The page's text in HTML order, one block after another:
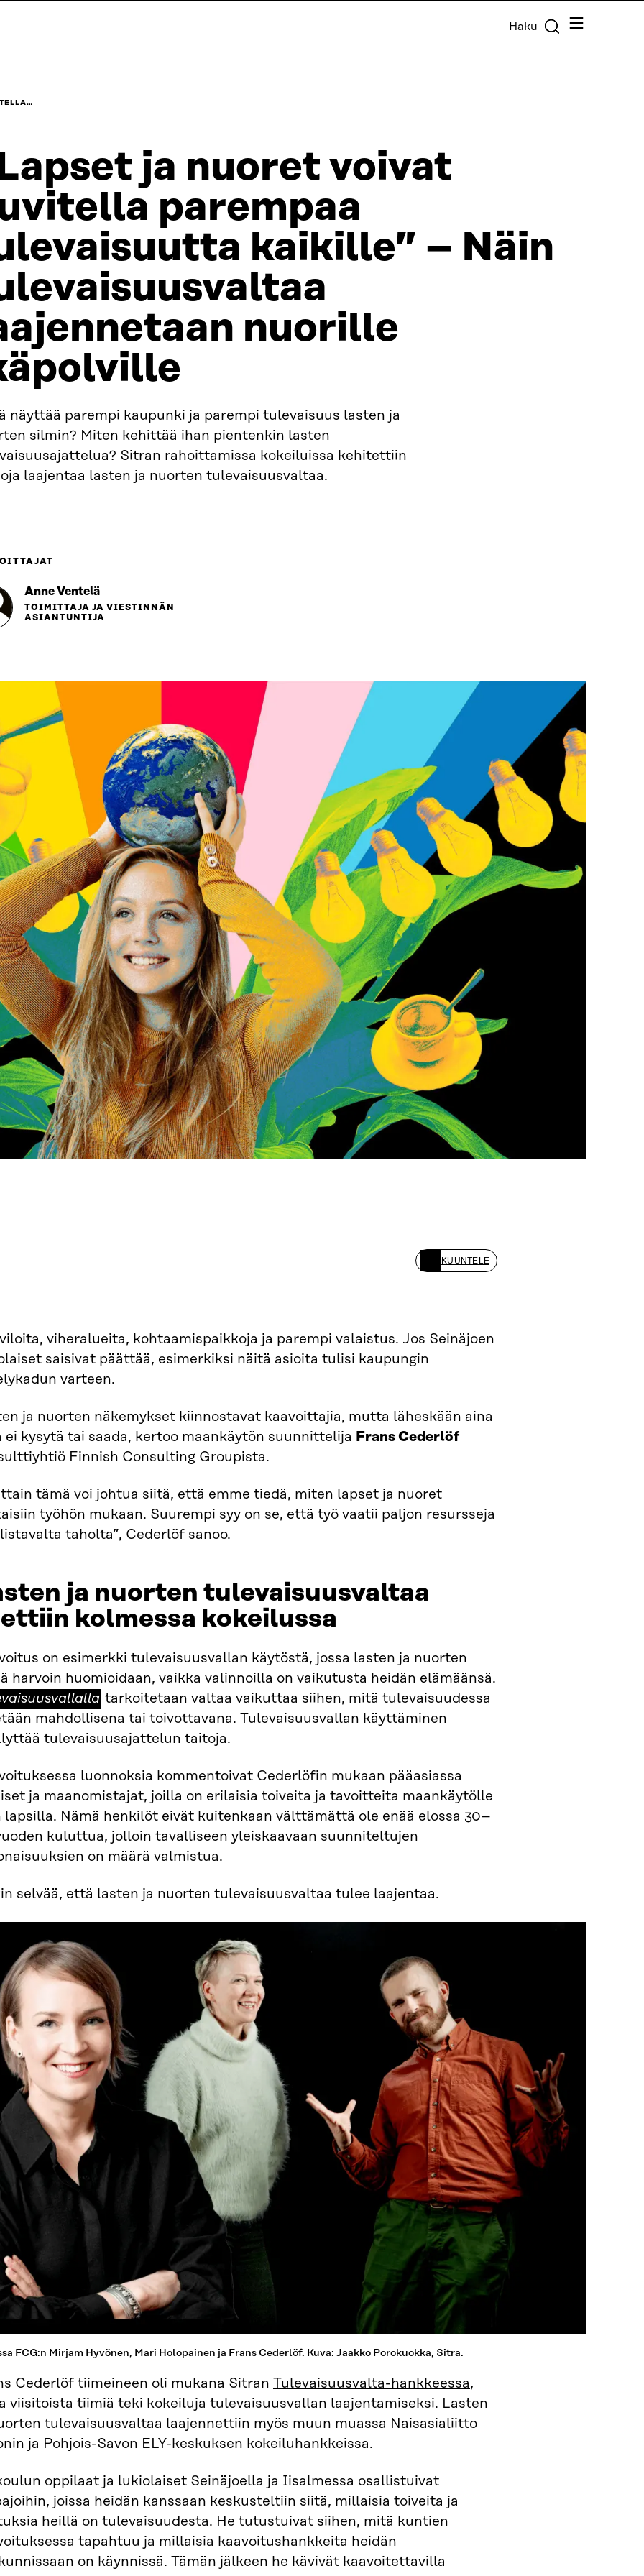
Haku Valikko
ja nuoret voivat
parempaa
kaikille” – Näin
nuorille
näyttää parempi kaupunki ja parempi tulevaisuus lasten ja
silmin? Miten kehittää ihan pientenkin lasten
Sitran rahoittamissa kokeiluissa kehitettiin
laajentaa lasten ja nuorten tulevaisuusvaltaa.
Anne Ventelä
TOIMITTAJA JA VIESTINNÄN
ASIANTUNTIJA
KUUNTELE
viheralueita, kohtaamispaikkoja ja parempi valaistus. Jos Seinäjoen
saisivat päättää, esimerkiksi näitä asioita tulisi kaupungin
varteen.
ja nuorten näkemykset kiinnostavat kaavoittajia, mutta läheskään aina
ei kysytä tai saada, kertoo maankäytön suunnittelija Frans Cederlöf
Finnish Consulting Groupista.
tämä voi johtua siitä, että emme tiedä, miten lapset ja nuoret
työhön mukaan. Suurempi syy on se, että työ vaatii paljon resursseja
taholta”, Cederlöf sanoo.
ja nuorten tulevaisuusvaltaa
kolmessa kokeilussa
on esimerkki tulevaisuusvallan käytöstä, jossa lasten ja nuorten
harvoin huomioidaan, vaikka valinnoilla on vaikutusta heidän elämäänsä.
tarkoitetaan valtaa vaikuttaa siihen, mitä tulevaisuudessa
mahdollisena tai toivottavana. Tulevaisuusvallan käyttäminen
tulevaisuusajattelun taitoja.
luonnoksia kommentoivat Cederlöfin mukaan pääasiassa
ja maanomistajat, joilla on erilaisia toiveita ja tavoitteita maankäytölle
lapsilla. Nämä henkilöt eivät kuitenkaan välttämättä ole enää elossa 30–
kuluttua, jolloin tavalliseen yleiskaavaan suunniteltujen
on määrä valmistua.
selvää, että lasten ja nuorten tulevaisuusvaltaa tulee laajentaa.
FCG:n Mirjam Hyvönen, Mari Holopainen ja Frans Cederlöf. Kuva: Jaakko Porokuokka, Sitra.
Cederlöf tiimeineen oli mukana Sitran Tulevaisuusvalta-hankkeessa,
viisitoista tiimiä teki kokeiluja tulevaisuusvallan laajentamiseksi. Lasten
tulevaisuusvaltaa laajennettiin myös muun muassa Naisasialiitto
ja Pohjois-Savon ELY-keskuksen kokeiluhankkeissa.
oppilaat ja lukiolaiset Seinäjoella ja Iisalmessa osallistuivat
joissa heidän kanssaan keskusteltiin siitä, millaisia toiveita ja
heillä on tulevaisuudesta. He tutustuivat siihen, mitä kuntien
tapahtuu ja millaisia kaavoitushankkeita heidän
on käynnissä. Tämän jälkeen he kävivät kaavoitettavilla